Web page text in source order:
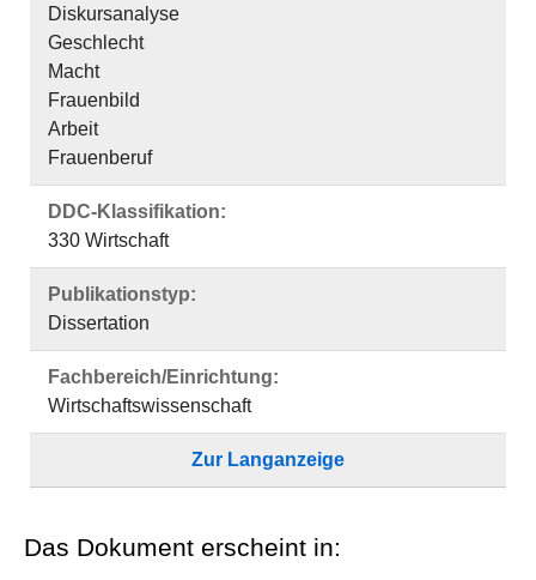
Diskursanalyse
Geschlecht
Macht
Frauenbild
Arbeit
Frauenberuf
DDC-Klassifikation:
330 Wirtschaft
Publikationstyp:
Dissertation
Fachbereich/Einrichtung:
Wirtschaftswissenschaft
Zur Langanzeige
Das Dokument erscheint in: